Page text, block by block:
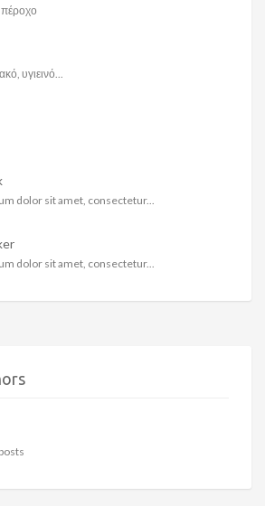
υγιεινό...
dolor sit amet, consectetur...
dolor sit amet, consectetur...